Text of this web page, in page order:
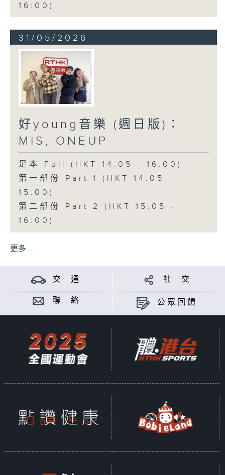
16:00)
31/05/2026
好young音樂 (週日版)：
MIS, ONEUP
足本 Full (HKT 14:05 - 16:00)
第一部份 Part 1 (HKT 14:05 -
15:00)
第二部份 Part 2 (HKT 15:05 -
16:00)
更多 ...
交 通 社 交
聯 絡 公眾回饋